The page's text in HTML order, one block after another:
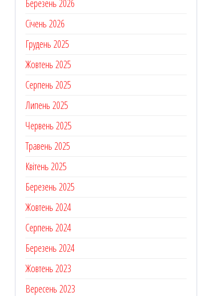
Березень 2026
Січень 2026
Грудень 2025
Жовтень 2025
Серпень 2025
Липень 2025
Червень 2025
Травень 2025
Квітень 2025
Березень 2025
Жовтень 2024
Серпень 2024
Березень 2024
Жовтень 2023
Вересень 2023